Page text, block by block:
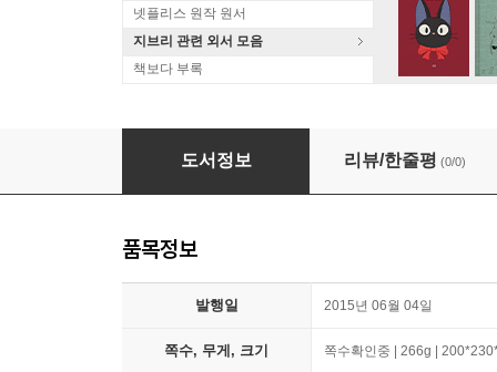
넷플리스 원작 원서
지브리 관련 외서 모음
책보다 부록
White Book
도서정보 리뷰/한줄평 (0/0)
품목정보
발행일 2015년 06월 04일
쪽수, 무게, 크기 쪽수확인중 | 266g |